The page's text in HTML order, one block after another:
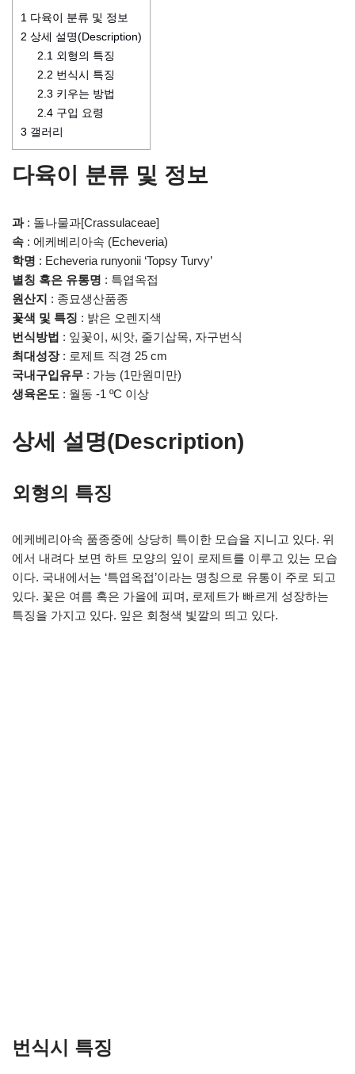
1 다육이 분류 및 정보
2 상세 설명(Description)
2.1 외형의 특징
2.2 번식시 특징
2.3 키우는 방법
2.4 구입 요령
3 갤러리
다육이 분류 및 정보
과: 돌나물과[Crassulaceae]
속 : 에케베리아속 (Echeveria)
학명 : Echeveria runyonii ‘Topsy Turvy’
별칭 혹은 유통명 : 특엽옥접
원산지 : 종묘생산품종
꽃색 및 특징 : 밝은 오렌지색
번식방법 : 잎꽃이, 씨앗, 줄기삽목, 자구번식
최대성장: 로제트 직경 25 cm
국내구입유무 : 가능 (1만원미만)
생육온도 : 월동 -1 ºC 이상
상세 설명(Description)
외형의 특징
에케베리아속 품종중에 상당히 특이한 모습을 지니고 있다. 위
에서 내려다 보면 하트 모양의 잎이 로제트를 이루고 있는 모습
이다. 국내에서는 ‘특엽옥접’이라는 명칭으로 유통이 주로 되고
있다. 꽃은 여름 혹은 가을에 피며, 로제트가 빠르게 성장하는
특징을 가지고 있다. 잎은 회청색 빛깔의 띄고 있다.
번식시 특징